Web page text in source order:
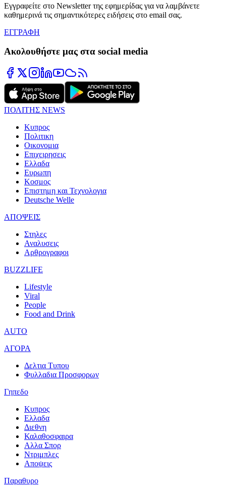
Εγγραφείτε στο Newsletter της εφημερίδας για να λαμβάνετε
καθημερινά τις σημαντικότερες ειδήσεις στο email σας.
ΕΓΓΡΑΦΗ
Ακολουθήστε μας στα social media
ΠΟΛΙΤΗΣ NEWS
Κυπρος
Πολιτικη
Οικονομια
Επιχειρησεις
Ελλαδα
Ευρωπη
Κοσμος
Επιστημη και Τεχνολογια
Deutsche Welle
ΑΠΟΨΕΙΣ
Στηλες
Αναλυσεις
Αρθρογραφοι
BUZZLIFE
Lifestyle
Viral
People
Food and Drink
AUTO
ΑΓΟΡΑ
Δελτια Τυπου
Φυλλαδια Προσφορων
Γηπεδο
Κυπρος
Ελλαδα
Διεθνη
Καλαθοσφαιρα
Αλλα Σπορ
Ντριμπλες
Αποψεις
Παραθυρο